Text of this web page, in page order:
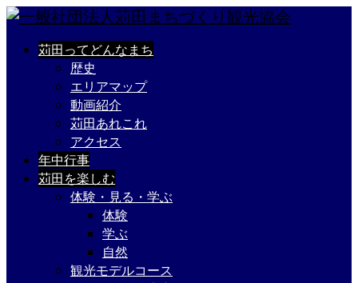
苅田ってどんなまち
歴史
エリアマップ
動画紹介
苅田あれこれ
アクセス
年中行事
苅田を楽しむ
体験・見る・学ぶ
体験
学ぶ
自然
観光モデルコース